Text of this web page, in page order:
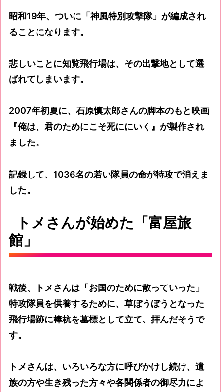
昭和19年、ついに「神風特別攻撃隊」が編成され
ることになります。
悲しいことに知覧飛行場は、その出撃地として選
ばれてしまいます。
2007年初夏に、石原慎太郎さんの脚本のもと映画
『俺は、君のためにこそ死ににいく』が製作され
ました。
記録して、1036名の若い隊員の命が特攻で消えま
した。
トメさんが始めた「富屋旅
館」
戦後、トメさんは「お国のために散っていった」
特攻隊員を供養するために、草ぼうぼうとなった
飛行場跡に棒杭を墓標として立て、拝んだそうで
す。
トメさんは、いろいろな方に呼びかけし続け、遺
族の方や生き残った方々や各関係者の御尽力によ